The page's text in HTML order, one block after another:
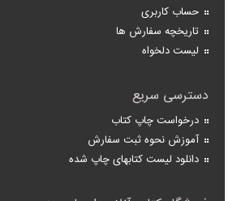
حساب کاربری
تاریخچه سفارش ها
لیست دلخواه
دسترسی سریع
درخواست چاپ کتاب
آموزش نحوه ثبت سفارش
دانلود لیست کتابهای چاپ شده